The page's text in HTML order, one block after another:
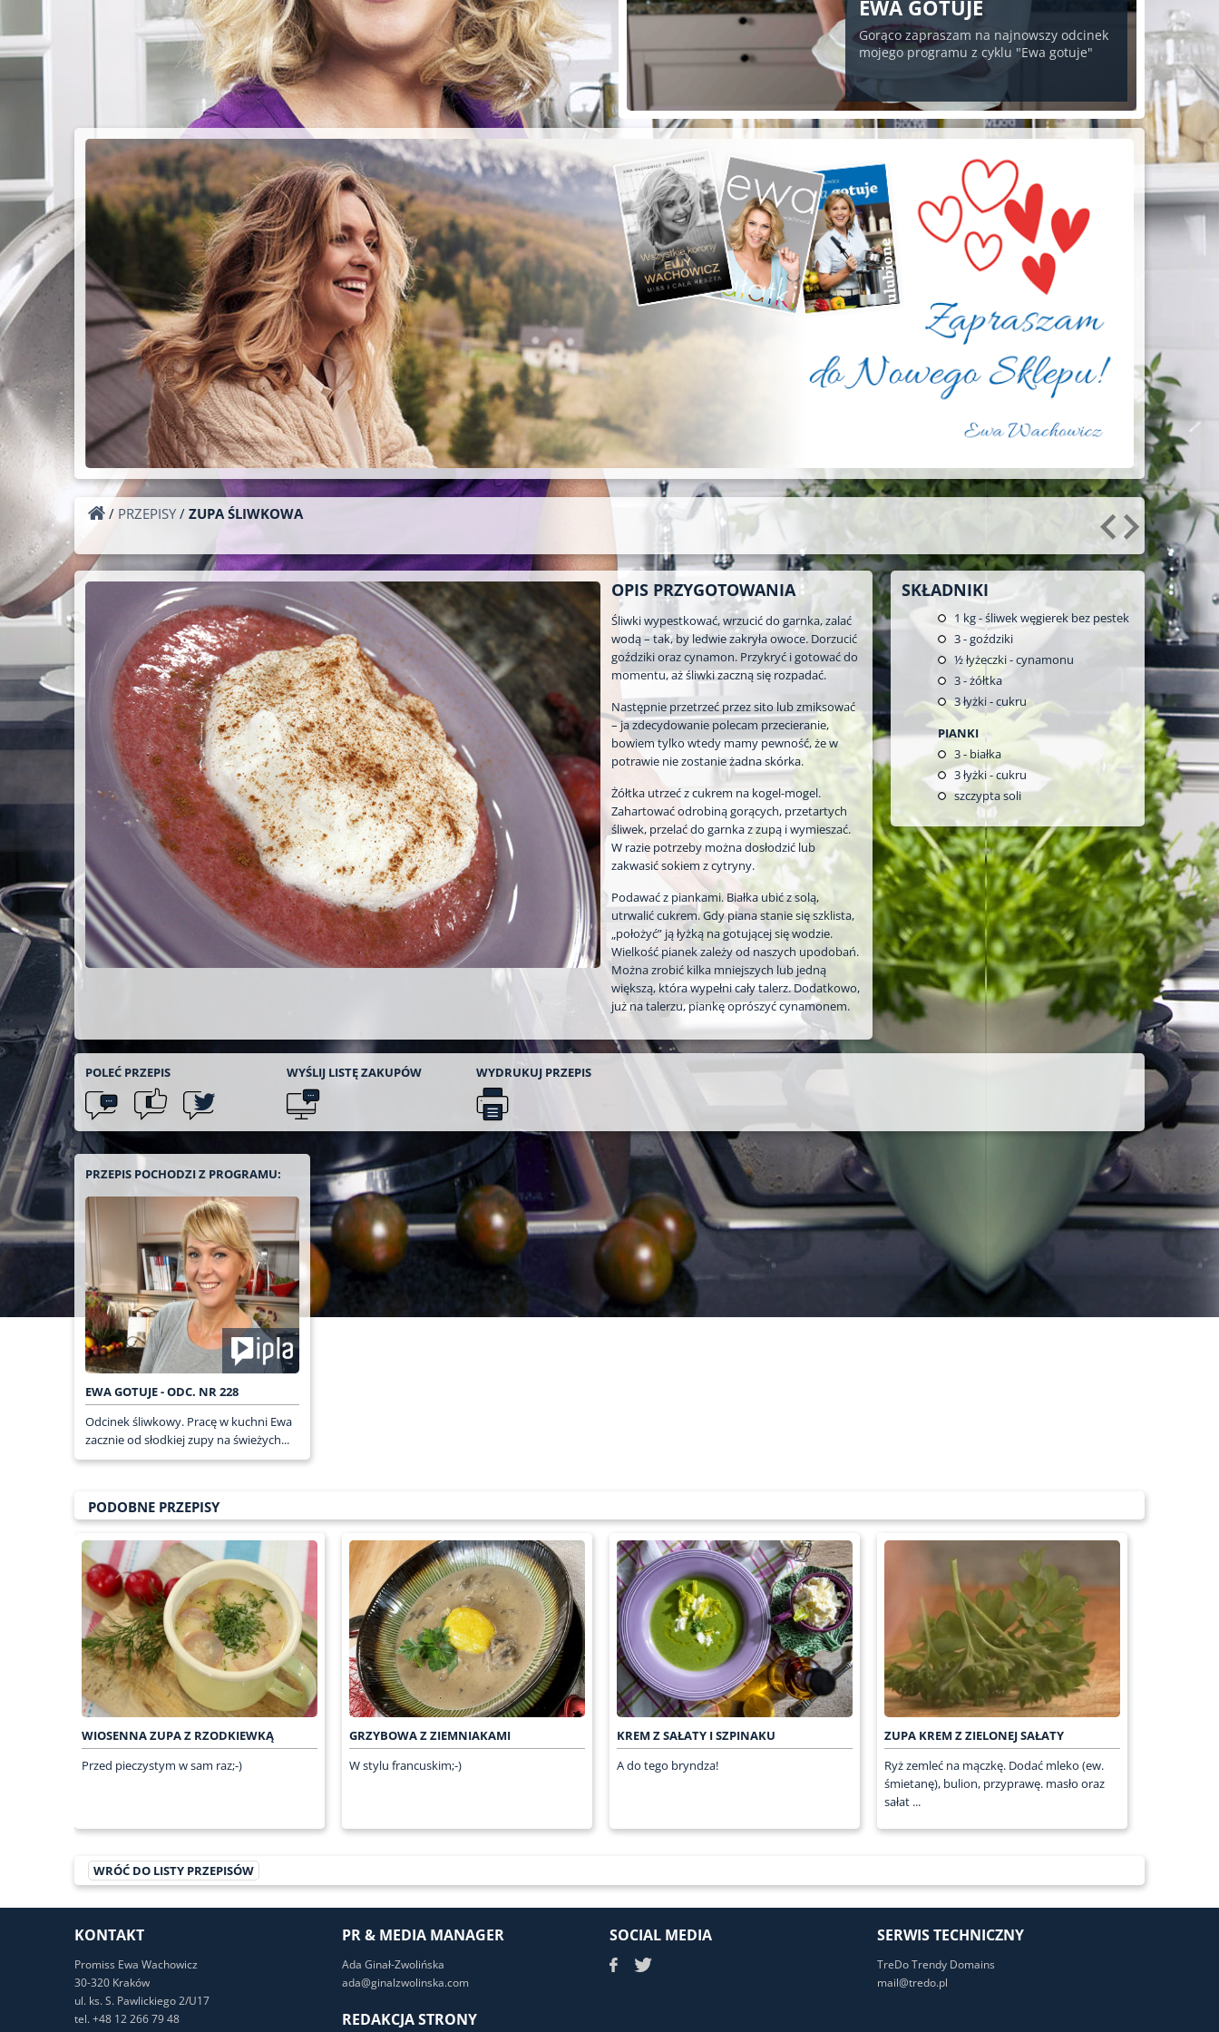
PIECZYSTE POD
CHMURKĄ!
Przepisy na grilla;-)
EWA GOTUJE
Gorąco zapraszam na najnowszy odcinek
mojego programu z cyklu "Ewa gotuje"
/ PRZEPISY / ZUPA ŚLIWKOWA
OPIS PRZYGOTOWANIA
Śliwki wypestkować, wrzucić do garnka, zalać
wodą – tak, by ledwie zakryła owoce. Dorzucić
goździki oraz cynamon. Przykryć i gotować do
momentu, aż śliwki zaczną się rozpadać.
Następnie przetrzeć przez sito lub zmiksować
– ja zdecydowanie polecam przecieranie,
bowiem tylko wtedy mamy pewność, że w
potrawie nie zostanie żadna skórka.
Żółtka utrzeć z cukrem na kogel-mogel.
Zahartować odrobiną gorących, przetartych
śliwek, przelać do garnka z zupą i wymieszać.
W razie potrzeby można dosłodzić lub
zakwasić sokiem z cytryny.
Podawać z piankami. Białka ubić z solą,
utrwalić cukrem. Gdy piana stanie się szklista,
„położyć” ją łyżką na gotującej się wodzie.
Wielkość pianek zależy od naszych upodobań.
Można zrobić kilka mniejszych lub jedną
większą, która wypełni cały talerz. Dodatkowo,
już na talerzu, piankę oprószyć cynamonem.
SKŁADNIKI
1 kg - śliwek węgierek bez pestek
3- goździki
½łyżeczki - cynamonu
3- żółtka
3łyżki - cukru
PIANKI
3- białka
3łyżki - cukru
szczypta soli
POLEĆ PRZEPIS WYŚLIJ LISTĘZAKUPÓW WYDRUKUJ PRZEPIS
PRZEPIS POCHODZI Z PROGRAMU:
EWA GOTUJE - ODC. NR 228
Odcinek śliwkowy. Pracę w kuchni Ewa
zacznie od słodkiej zupy na świeżych...
PODOBNE PRZEPISY
WIOSENNA ZUPA Z RZODKIEWKĄ
Przed pieczystym w sam raz;-)
GRZYBOWA Z ZIEMNIAKAMI
W stylu francuskim;-)
KREM Z SAŁATY I SZPINAKU
A do tego bryndza!
ZUPA KREM Z ZIELONEJ SAŁATY
Ryż zemleć na mączkę. Dodać mleko (ew.
śmietanę), bulion, przyprawę. masło oraz
sałat ...
WRÓĆ DO LISTY PRZEPISÓW
KONTAKT
Promiss Ewa Wachowicz
30-320 Kraków
ul. ks. S. Pawlickiego 2/U17
tel. +48 12 266 79 48
PR & MEDIA MANAGER
Ada Ginał-Zwolińska
ada@ginalzwolinska.com
REDAKCJA STRONY
SOCIAL MEDIA SERWIS TECHNICZNY
TreDo Trendy Domains
mail@tredo.pl